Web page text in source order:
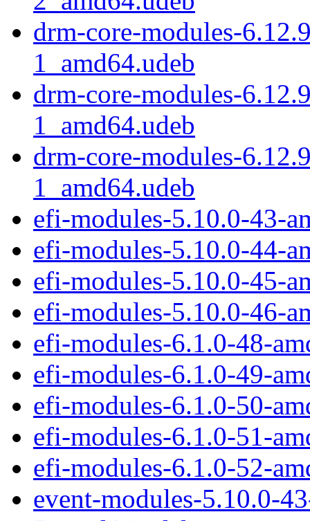
drm-core-modules-
1_amd64.udeb
drm-core-modules-
1_amd64.udeb
drm-core-modules-
1_amd64.udeb
efi-modules-5.10.0-43-
efi-modules-5.10.0-44-
efi-modules-5.10.0-45-
efi-modules-5.10.0-46-
efi-modules-6.1.0-48-
efi-modules-6.1.0-49-
efi-modules-6.1.0-50-
efi-modules-6.1.0-51-
efi-modules-6.1.0-52-
event-modules-5.10.0-